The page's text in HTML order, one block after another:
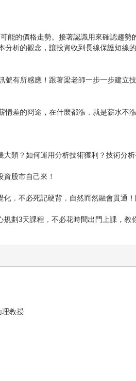
能的價格走勢。接著認識用來確認趨
析的觀念，讓投資收到長線保護短線的
有所感應！跟著梁老師一步一步建立
差的冏途，在什麼都漲，就是薪水不
類？如何運用分析技術獲利？技術分析
股市自己來！
，不必死記硬背，自然而然融會貫通
劃3天課程，不必花時間出門上課，教
理教授